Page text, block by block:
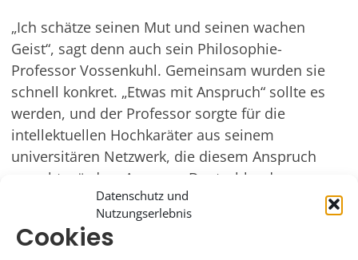
Datenschutz und
Nutzungserlebnis
Cookies
„Ich schätze seinen Mut und seinen wachen
Geist“, sagt denn auch sein Philosophie-
Professor Vossenkuhl. Gemeinsam wurden sie
schnell konkret. „Etwas mit Anspruch“ sollte es
werden, und der Professor sorgte für die
intellektuellen Hochkaräter aus seinem
universitären Netzwerk, die diesem Anspruch
gerecht würden. Aus ganz Deutschland
kommen sie ins Tal, die Philosophen,
Wirtschaftsweisen, Soziologen und Politologen,
jeder mit dem passenden Impulsvortrag im